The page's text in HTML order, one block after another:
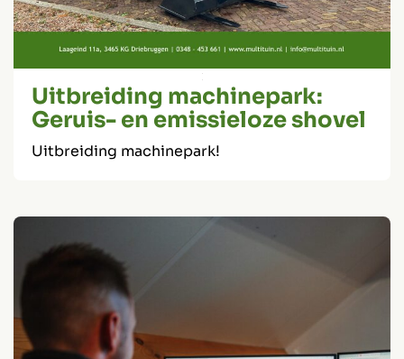
Uitbreiding machinepark:
Geruis- en emissieloze shovel
Uitbreiding machinepark!